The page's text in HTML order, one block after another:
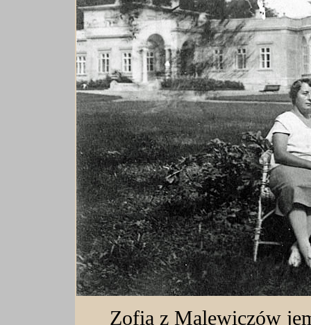
Zofia z Malewiczów